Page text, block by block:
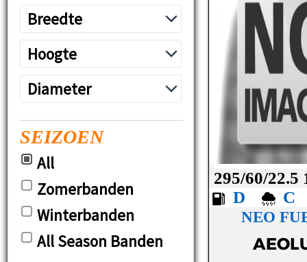
SEIZOEN
All
Zomerbanden
Winterbanden
All Season Banden
295/60/22.5
D
C
NEO